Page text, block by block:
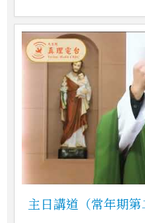
主日講道（常年期